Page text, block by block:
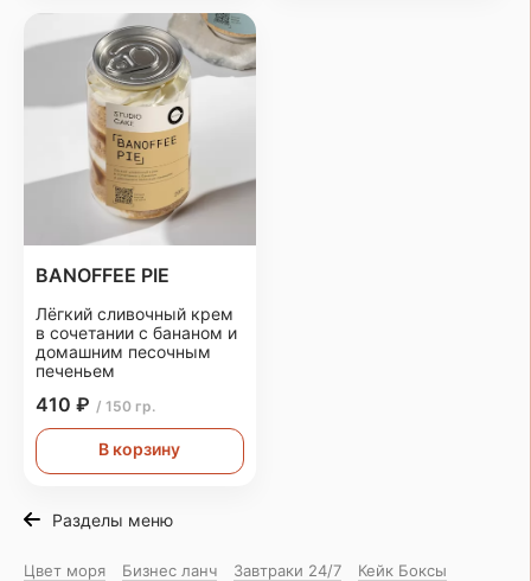
BANOFFEE PIE
Лёгкий сливочный крем
в сочетании с бананом и
домашним песочным
печеньем
410 ₽ / 150 гр.
В корзину
Разделы меню
Цвет моря Бизнес ланч Завтраки 24/7
Кейк Боксы